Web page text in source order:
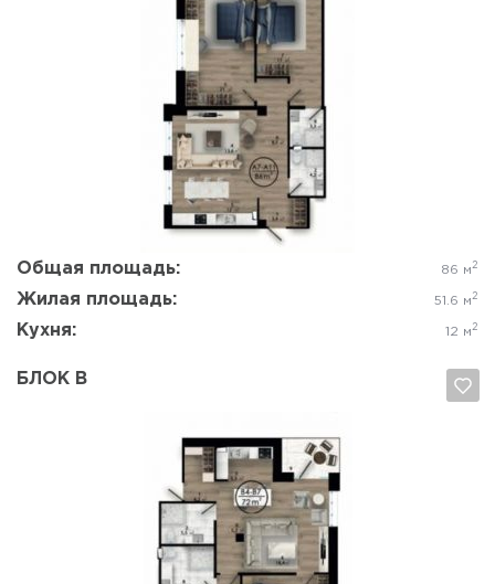
Общая площадь: 86 м 2
Жилая площадь: 51.6 м 2
Кухня: 12 м 2
Да, удалить Отмена
БЛОК В